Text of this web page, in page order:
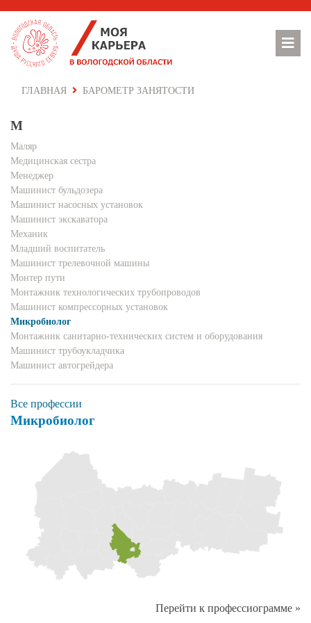
ГЛАВНАЯ БАРОМЕТР ЗАНЯТОСТИ
М
Маляр
Медицинская сестра
Менеджер
Машинист бульдозера
Машинист насосных установок
Машинист экскаватора
Механик
Младший воспитатель
Машинист трелевочной машины
Монтер пути
Монтажник технологических трубопроводов
Машинист компрессорных установок
Микробиолог
Монтажник санитарно-технических систем и оборудования
Машинист трубоукладчика
Машинист автогрейдера
Все профессии
Микробиолог
Перейти к профессиограмме »